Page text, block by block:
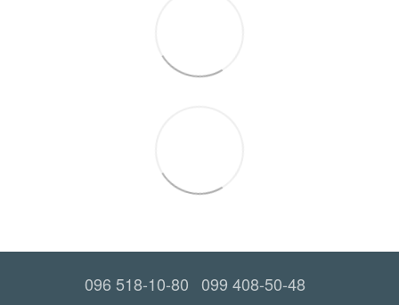
096 518-10-80 099 408-50-48